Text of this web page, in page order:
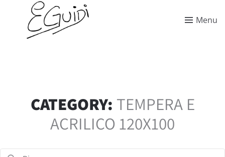
Menu
CATEGORY: TEMPERA E
ACRILICO 120X100